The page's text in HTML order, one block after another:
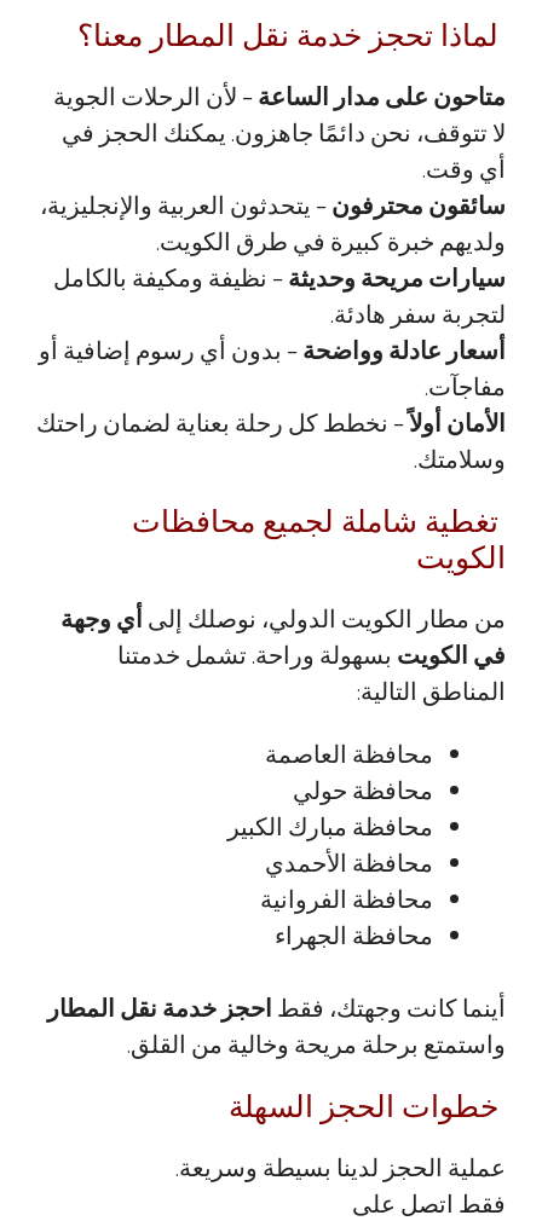
لماذا تحجز خدمة نقل المطار معنا؟
متاحون على مدار الساعة– لأن الرحلات الجوية
لا تتوقف، نحن دائمًا جاهزون. يمكنك الحجز في
أي وقت.
سائقون محترفون– يتحدثون العربية والإنجليزية،
ولديهم خبرة كبيرة في طرق الكويت.
سيارات مريحة وحديثة– نظيفة ومكيفة بالكامل
لتجربة سفر هادئة.
أسعار عادلة وواضحة– بدون أي رسوم إضافية أو
مفاجآت.
الأمان أولاً– نخطط كل رحلة بعناية لضمان راحتك
وسلامتك.
تغطية شاملة لجميع محافظات
الكويت
من مطار الكويت الدولي، نوصلك إلى أي وجهة
في الكويت بسهولة وراحة. تشمل خدمتنا
المناطق التالية:
محافظة العاصمة
محافظة حولي
محافظة مبارك الكبير
محافظة الأحمدي
محافظة الفروانية
محافظة الجهراء
أينما كانت وجهتك، فقط احجز خدمة نقل المطار
واستمتع برحلة مريحة وخالية من القلق.
خطوات الحجز السهلة
عملية الحجز لدينا بسيطة وسريعة.
فقط اتصل على